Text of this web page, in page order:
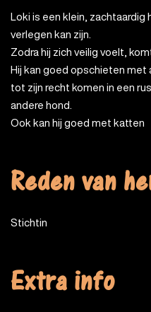
verlegen kan zijn.
Zodra hij zich veilig voelt,
Hij kan goed opschieten met
tot zijn recht komen in een
andere hond.
Ook kan hij goed met katten
Reden van
Stichtin
Extra info